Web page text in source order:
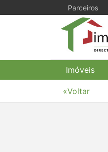
Parceiros
Imóveis
«Voltar